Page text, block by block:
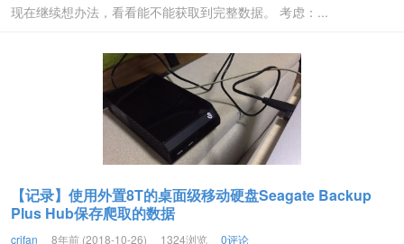
现在继续想办法，看看能不能获取到完整数据。 考虑：...
【记录】使用外置8T的桌面级移动硬盘Seagate Backup
Plus Hub保存爬取的数据
crifan 8年前 (2018-10-26) 1324浏览 0评论